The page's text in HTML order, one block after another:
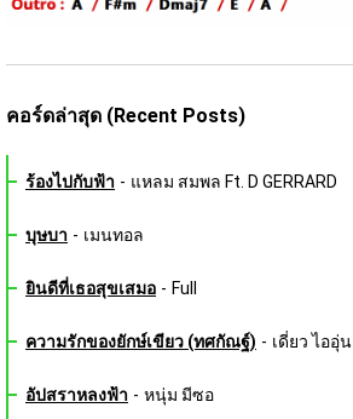
คอร์ดล่าสุด (Recent Posts)
ร้องไปกับฟ้า - แหลม สมพล Ft. D GERRARD
บุษบา - เมนทอล
ยินดีที่เธอสุขเสมอ - Full
ความรักของยักษ์เขียว (ทศกัณฐ์) - เดี่ยว ไออุ่น
อัปสราหลงฟ้า - หนุ่ม มีซอ